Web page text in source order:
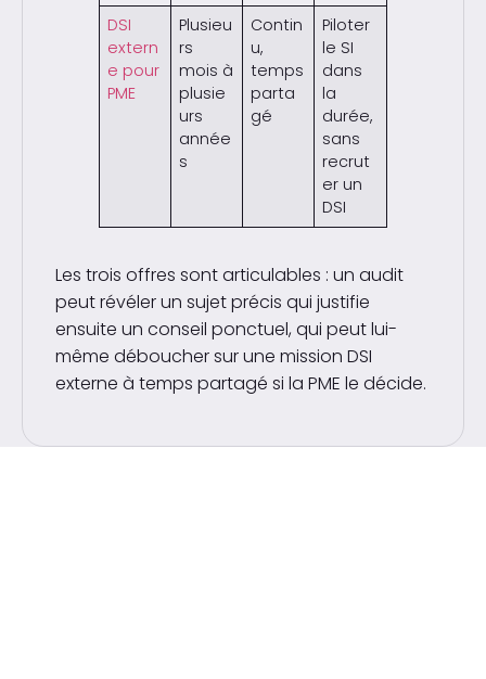
DSI
extern
e pour
PME
Plusieu
rs
mois à
plusie
urs
année
s
Contin
u,
temps
parta
gé
Piloter
le SI
dans
la
durée,
sans
recrut
er un
DSI
Les trois offres sont articulables : un audit
peut révéler un sujet précis qui justifie
ensuite un conseil ponctuel, qui peut lui-
même déboucher sur une mission DSI
externe à temps partagé si la PME le décide.